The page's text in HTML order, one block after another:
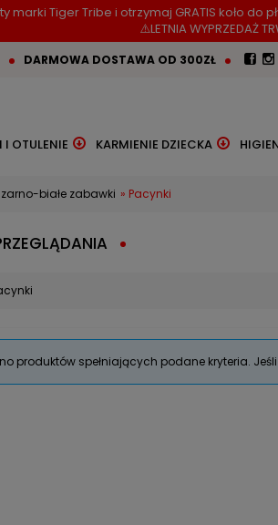
marki Tiger Tribe i otrzymaj GRATIS koło do
⚠️LETNIA WYPRZEDAŻ
DARMOWA DOSTAWA OD 300ZŁ
I OTULENIE KARMIENIE DZIECKA
białe zabawki » Pacynki
produktów spełniających podane kryteria.